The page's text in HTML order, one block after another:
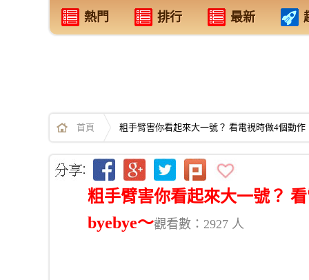
熱門 排行 最新
首頁 粗手臂害你看起來大一號？ 看電視時做4個動
粗手臂害你看起來大一號？
byebye～觀看數：2927 人